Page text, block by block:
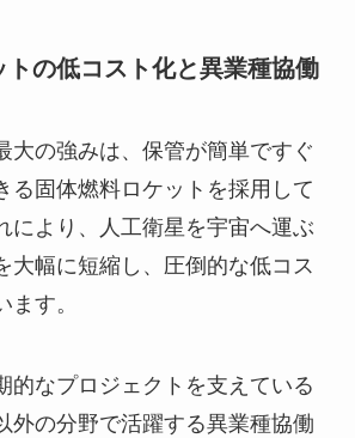
トの低コスト化と異業種協働
大の強みは、保管が簡単ですぐ
る固体燃料ロケットを採用して
により、人工衛星を宇宙へ運ぶ
大幅に短縮し、圧倒的な低コス
ます。
的なプロジェクトを支えている
外の分野で活躍する異業種協働